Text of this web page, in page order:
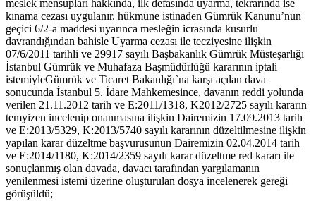
meslek mensupları hakkında, ilk defasında uyarma, tekrarında ise
kınama cezası uygulanır. hükmüne istinaden Gümrük Kanunu’nun
geçici 6/2-a maddesi uyarınca mesleğin icrasında kusurlu
davrandığından bahisle Uyarma cezası ile tecziyesine ilişkin
07/6/2011 tarihli ve 29917 sayılı Başbakanlık Gümrük Müsteşarlığı
İstanbul Gümrük ve Muhafaza Başmüdürlüğü kararının iptali
istemiyleGümrük ve Ticaret Bakanlığı`na karşı açılan dava
sonucunda İstanbul 5. İdare Mahkemesince, davanın reddi yolunda
verilen 21.11.2012 tarih ve E:2011/1318, K2012/2725 sayılı kararın
temyizen incelenip onanmasına ilişkin Dairemizin 17.09.2013 tarih
ve E:2013/5329, K:2013/5740 sayılı kararının düzeltilmesine ilişkin
yapılan karar düzeltme başvurusunun Dairemizin 02.04.2014 tarih
ve E:2014/1180, K:2014/2359 sayılı karar düzeltme red kararı ile
sonuçlanmış olan davada, davacı tarafından yargılamanın
yenilenmesi istemi üzerine oluşturulan dosya incelenerek gereği
görüşüldü;